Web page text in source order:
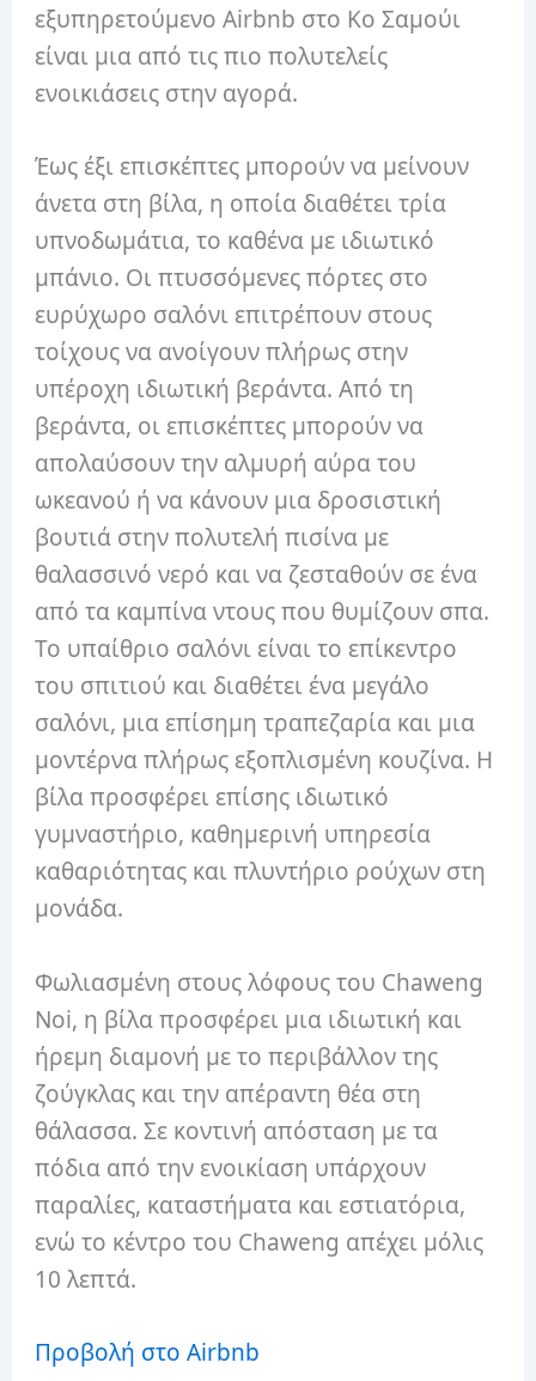
εξυπηρετούμενο Airbnb στο Κο Σαμούι
είναι μια από τις πιο πολυτελείς
ενοικιάσεις στην αγορά.
Έως έξι επισκέπτες μπορούν να μείνουν
άνετα στη βίλα, η οποία διαθέτει τρία
υπνοδωμάτια, το καθένα με ιδιωτικό
μπάνιο. Οι πτυσσόμενες πόρτες στο
ευρύχωρο σαλόνι επιτρέπουν στους
τοίχους να ανοίγουν πλήρως στην
υπέροχη ιδιωτική βεράντα. Από τη
βεράντα, οι επισκέπτες μπορούν να
απολαύσουν την αλμυρή αύρα του
ωκεανού ή να κάνουν μια δροσιστική
βουτιά στην πολυτελή πισίνα με
θαλασσινό νερό και να ζεσταθούν σε ένα
από τα καμπίνα ντους που θυμίζουν σπα.
Το υπαίθριο σαλόνι είναι το επίκεντρο
του σπιτιού και διαθέτει ένα μεγάλο
σαλόνι, μια επίσημη τραπεζαρία και μια
μοντέρνα πλήρως εξοπλισμένη κουζίνα. Η
βίλα προσφέρει επίσης ιδιωτικό
γυμναστήριο, καθημερινή υπηρεσία
καθαριότητας και πλυντήριο ρούχων στη
μονάδα.
Φωλιασμένη στους λόφους του Chaweng
Noi, η βίλα προσφέρει μια ιδιωτική και
ήρεμη διαμονή με το περιβάλλον της
ζούγκλας και την απέραντη θέα στη
θάλασσα. Σε κοντινή απόσταση με τα
πόδια από την ενοικίαση υπάρχουν
παραλίες, καταστήματα και εστιατόρια,
ενώ το κέντρο του Chaweng απέχει μόλις
10 λεπτά.
Προβολή στο Airbnb